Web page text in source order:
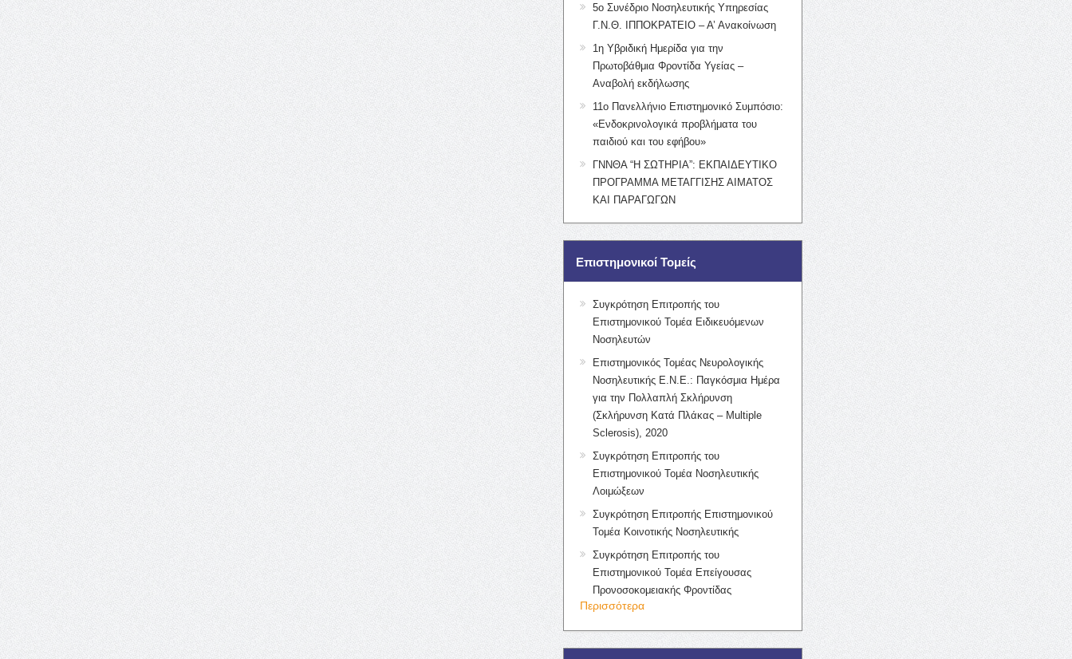
5ο Συνέδριο Νοσηλευτικής Υπηρεσίας
Γ.Ν.Θ. ΙΠΠΟΚΡΑΤΕΙΟ – Α’ Ανακοίνωση
1η Υβριδική Ημερίδα για την
Πρωτοβάθμια Φροντίδα Υγείας –
Αναβολή εκδήλωσης
11ο Πανελλήνιο Επιστημονικό Συμπόσιο:
«Ενδοκρινολογικά προβλήματα του
παιδιού και του εφήβου»
ΓΝΝΘΑ “Η ΣΩΤΗΡΙΑ”: ΕΚΠΑΙΔΕΥΤΙΚΟ
ΠΡΟΓΡΑΜΜΑ ΜΕΤΑΓΓΙΣΗΣ ΑΙΜΑΤΟΣ
ΚΑΙ ΠΑΡΑΓΩΓΩΝ
Επιστημονικοί Τομείς
Συγκρότηση Επιτροπής του
Επιστημονικού Τομέα Ειδικευόμενων
Νοσηλευτών
Επιστημονικός Τομέας Νευρολογικής
Νοσηλευτικής Ε.Ν.Ε.: Παγκόσμια Ημέρα
για την Πολλαπλή Σκλήρυνση
(Σκλήρυνση Κατά Πλάκας – Multiple
Sclerosis), 2020
Συγκρότηση Επιτροπής του
Επιστημονικού Τομέα Νοσηλευτικής
Λοιμώξεων
Συγκρότηση Επιτροπής Επιστημονικού
Τομέα Κοινοτικής Νοσηλευτικής
Συγκρότηση Επιτροπής του
Επιστημονικού Τομέα Επείγουσας
Προνοσοκομειακής Φροντίδας
Περισσότερα